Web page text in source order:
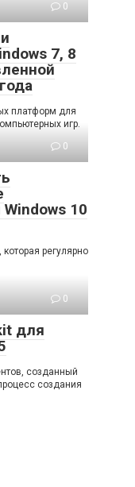
0
7, 8
платформ для
игр.
0
10
регулярно
0
для
созданный
создания